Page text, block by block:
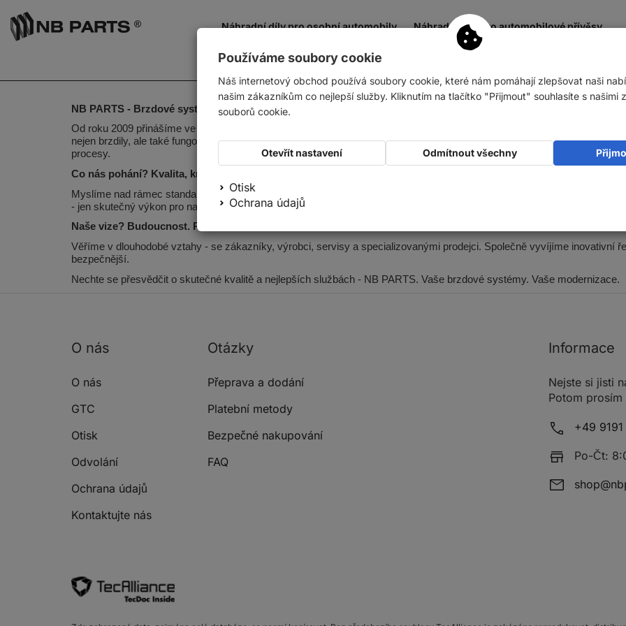
Náhradní díly pro osobní automobily Náhradní díly pro automobilové přívěsy
NB PARTS - Brzdové systémy nové úrovně
Od roku 2009 přinášíme ve společnosti NB PARTS revoluci ve světě brzdových systémů - s přesností, inovacemi a
nejen brzdily, ale také fungovaly. Ať už se jedná o automobilový průmysl nebo průmyslové závody - dodáváme špičkové
procesy.
Co nás pohání? Kvalita, know-how a blízkost k zákazníkovi.
Myslíme nad rámec standardu. Naše služby sahají od individuálního poradenství a spolehlivého procesu objednávání
- jen skutečný výkon pro naše zákazníky.
Naše vize? Budoucnost. Partnerství. Pokrok.
Věříme v dlouhodobé vztahy - se zákazníky, výrobci, servisy a specializovanými prodejci. Společně vyvíjíme inovativní
bezpečnější.
Nechte se přesvědčit o skutečné kvalitě a nejlepších službách - NB PARTS. Vaše brzdové systémy. Vaše modernizace.
O nás
O nás
GTC
Otisk
Odvolání
Ochrana údajů
Kontaktujte nás
Otázky
Přeprava a dodání
Platební metody
Bezpečné nakupování
FAQ
Informace
Nejste si jisti
Potom
+49
Po-Čt:
Používáme soubory cookie
Náš internetový obchod používá soubory cookie, které nám pomáhají zlepšovat naši
našim zákazníkům co nejlepší služby. Kliknutím na tlačítko "Přijmout" souhlasíte s našimi
souborů cookie.
Otevřít nastavení Odmítnout všechny
Otisk
Ochrana údajů